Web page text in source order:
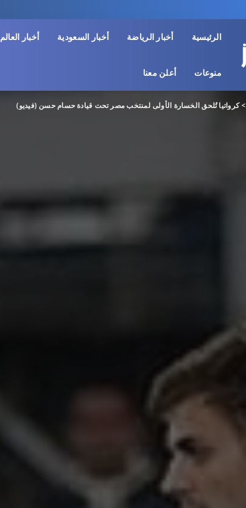
الرئيسية أخبار الرياضة أخبار السعودية أخبار العالم
منوعات أعلن معنا
>كرواتيا تُلحق الخسارة الأولى لمنتخب مصر تحت قيادة حسام حسن (فيديو)